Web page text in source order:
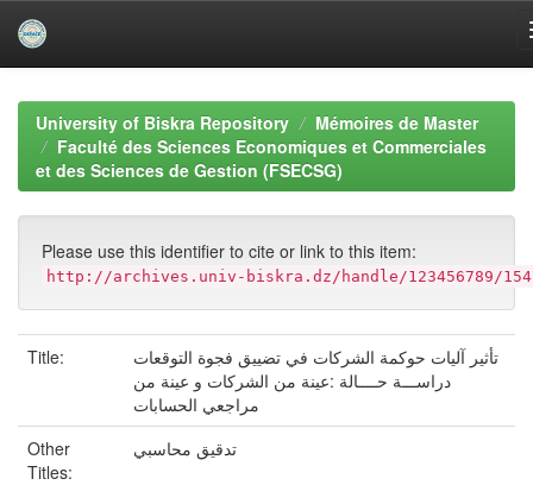
navigationUniversity of Biskra Repository
Mémoires de Master
Faculté des Sciences Economiques et Commerciales
et des Sciences de Gestion (FSECSG)
Please use this identifier to cite or link to this item:
http://archives.univ-biskra.dz/handle/123456789/
Title:
تأثير آليات حوكمة الشركات في تضييق فجوة التوقعات
دراســـة حــــالة :عينة من الشركات و عينة من
مراجعي الحسابات
Other
Titles:
تدقيق محاسبي